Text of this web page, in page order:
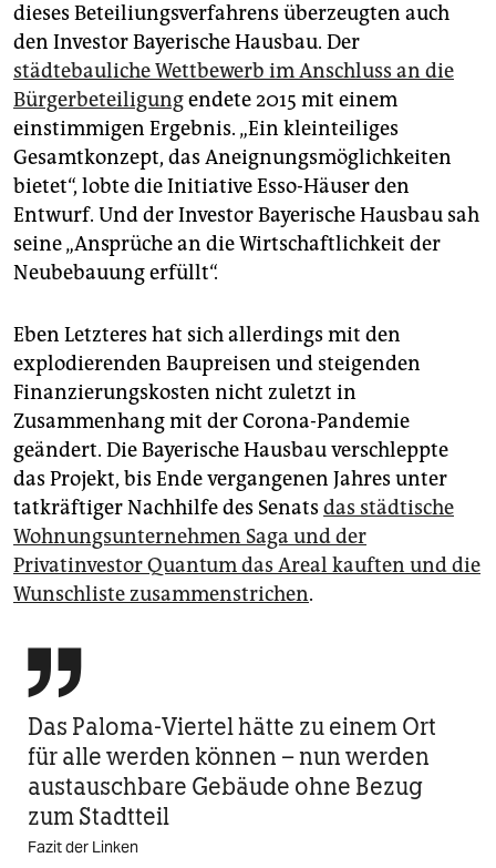
dieses Beteiliungsverfahrens überzeugten auch
den Investor Bayerische Hausbau. Der
städtebauliche Wettbewerb im Anschluss an die
Bürgerbeteiligungendete 2015 mit einem
einstimmigen Ergebnis. „Ein kleinteiliges
Gesamtkonzept, das Aneignungsmöglichkeiten
bietet“, lobte die Initiative Esso-Häuser den
Entwurf. Und der Investor Bayerische Hausbau sah
seine „Ansprüche an die Wirtschaftlichkeit der
Neubebauung erfüllt“.
Eben Letzteres hat sich allerdings mit den
explodierenden Baupreisen und steigenden
Finanzierungskosten nicht zuletzt in
Zusammenhang mit der Corona-Pandemie
geändert. Die Bayerische Hausbau verschleppte
das Projekt, bis Ende vergangenen Jahres unter
tatkräftiger Nachhilfe des Senats das städtische
Wohnungsunternehmen Saga und der
Privatinvestor Quantum das Areal kauften und die
Wunschliste zusammenstrichen.

Das Paloma-Viertel hätte zu einem Ort
für alle werden können – nun werden
austauschbare Gebäude ohne Bezug
zum Stadtteil
Fazit der Linken